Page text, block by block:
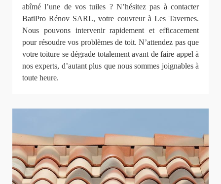
abîmé l’une de vos tuiles ? N’hésitez pas à contacter
BatiPro Rénov SARL, votre couvreur à Les Tavernes.
Nous pouvons intervenir rapidement et efficacement
pour résoudre vos problèmes de toit. N’attendez pas que
votre toiture se dégrade totalement avant de faire appel à
nos experts, d’autant plus que nous sommes joignables à
toute heure.